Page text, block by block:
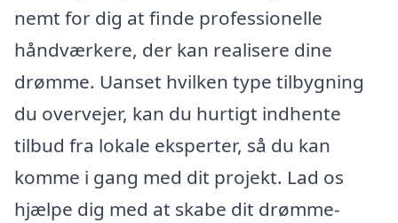
nemt for dig at finde professionelle
håndværkere, der kan realisere dine
drømme. Uanset hvilken type tilbygning
du overvejer, kan du hurtigt indhente
tilbud fra lokale eksperter, så du kan
komme i gang med dit projekt. Lad os
hjælpe dig med at skabe dit drømme-